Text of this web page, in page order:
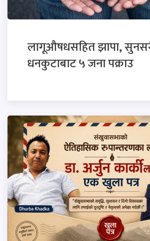
लागूऔषधसहित झापा,
धनकुटाबाट ५ जना पक्राउ